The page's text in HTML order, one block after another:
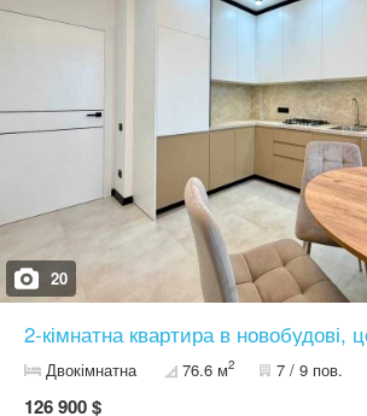
20
2-кімнатна квартира в новобудові,
Двокімнатна 76.6 м2 7 / 9 пов.
126 900 $